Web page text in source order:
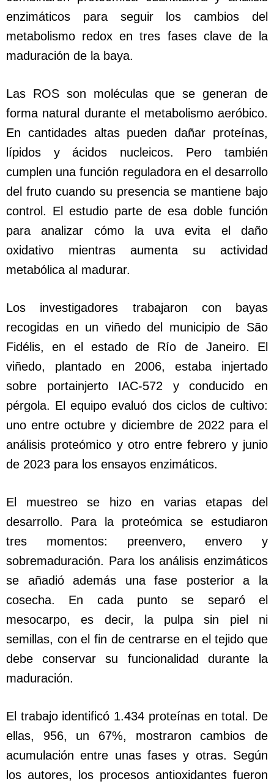
enzimáticos para seguir los cambios del
metabolismo redox en tres fases clave de la
maduración de la baya.
Las ROS son moléculas que se generan de
forma natural durante el metabolismo aeróbico.
En cantidades altas pueden dañar proteínas,
lípidos y ácidos nucleicos. Pero también
cumplen una función reguladora en el desarrollo
del fruto cuando su presencia se mantiene bajo
control. El estudio parte de esa doble función
para analizar cómo la uva evita el daño
oxidativo mientras aumenta su actividad
metabólica al madurar.
Los investigadores trabajaron con bayas
recogidas en un viñedo del municipio de São
Fidélis, en el estado de Río de Janeiro. El
viñedo, plantado en 2006, estaba injertado
sobre portainjerto IAC-572 y conducido en
pérgola. El equipo evaluó dos ciclos de cultivo:
uno entre octubre y diciembre de 2022 para el
análisis proteómico y otro entre febrero y junio
de 2023 para los ensayos enzimáticos.
El muestreo se hizo en varias etapas del
desarrollo. Para la proteómica se estudiaron
tres momentos: preenvero, envero y
sobremaduración. Para los análisis enzimáticos
se añadió además una fase posterior a la
cosecha. En cada punto se separó el
mesocarpo, es decir, la pulpa sin piel ni
semillas, con el fin de centrarse en el tejido que
debe conservar su funcionalidad durante la
maduración.
El trabajo identificó 1.434 proteínas en total. De
ellas, 956, un 67%, mostraron cambios de
acumulación entre unas fases y otras. Según
los autores, los procesos antioxidantes fueron